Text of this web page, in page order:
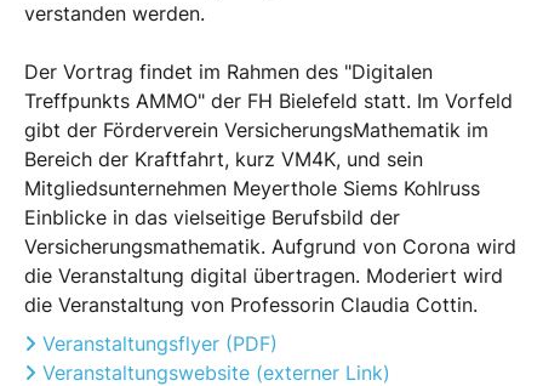
verstanden werden.
Der Vortrag findet im Rahmen des "Digitalen
Treffpunkts AMMO" der FH Bielefeld statt. Im Vorfeld
gibt der Förderverein VersicherungsMathematik im
Bereich der Kraftfahrt, kurz VM4K, und sein
Mitgliedsunternehmen Meyerthole Siems Kohlruss
Einblicke in das vielseitige Berufsbild der
Versicherungsmathematik. Aufgrund von Corona wird
die Veranstaltung digital übertragen. Moderiert wird
die Veranstaltung von Professorin Claudia Cottin.
Veranstaltungsflyer (PDF)
Veranstaltungswebsite (externer Link)